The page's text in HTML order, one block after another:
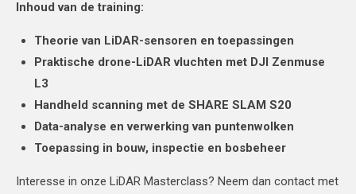
Inhoud van de training:
Theorie van LiDAR-sensoren en toepassingen
Praktische drone-LiDAR vluchten met DJI Zenmuse
L3
Handheld scanning met de SHARE SLAM S20
Data-analyse en verwerking van puntenwolken
Toepassing in bouw, inspectie en bosbeheer
Interesse in onze LiDAR Masterclass? Neem dan contact met